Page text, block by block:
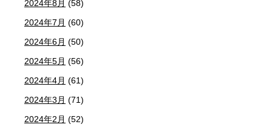
2024年8月 (58)
2024年7月 (60)
2024年6月 (50)
2024年5月 (56)
2024年4月 (61)
2024年3月 (71)
2024年2月 (52)